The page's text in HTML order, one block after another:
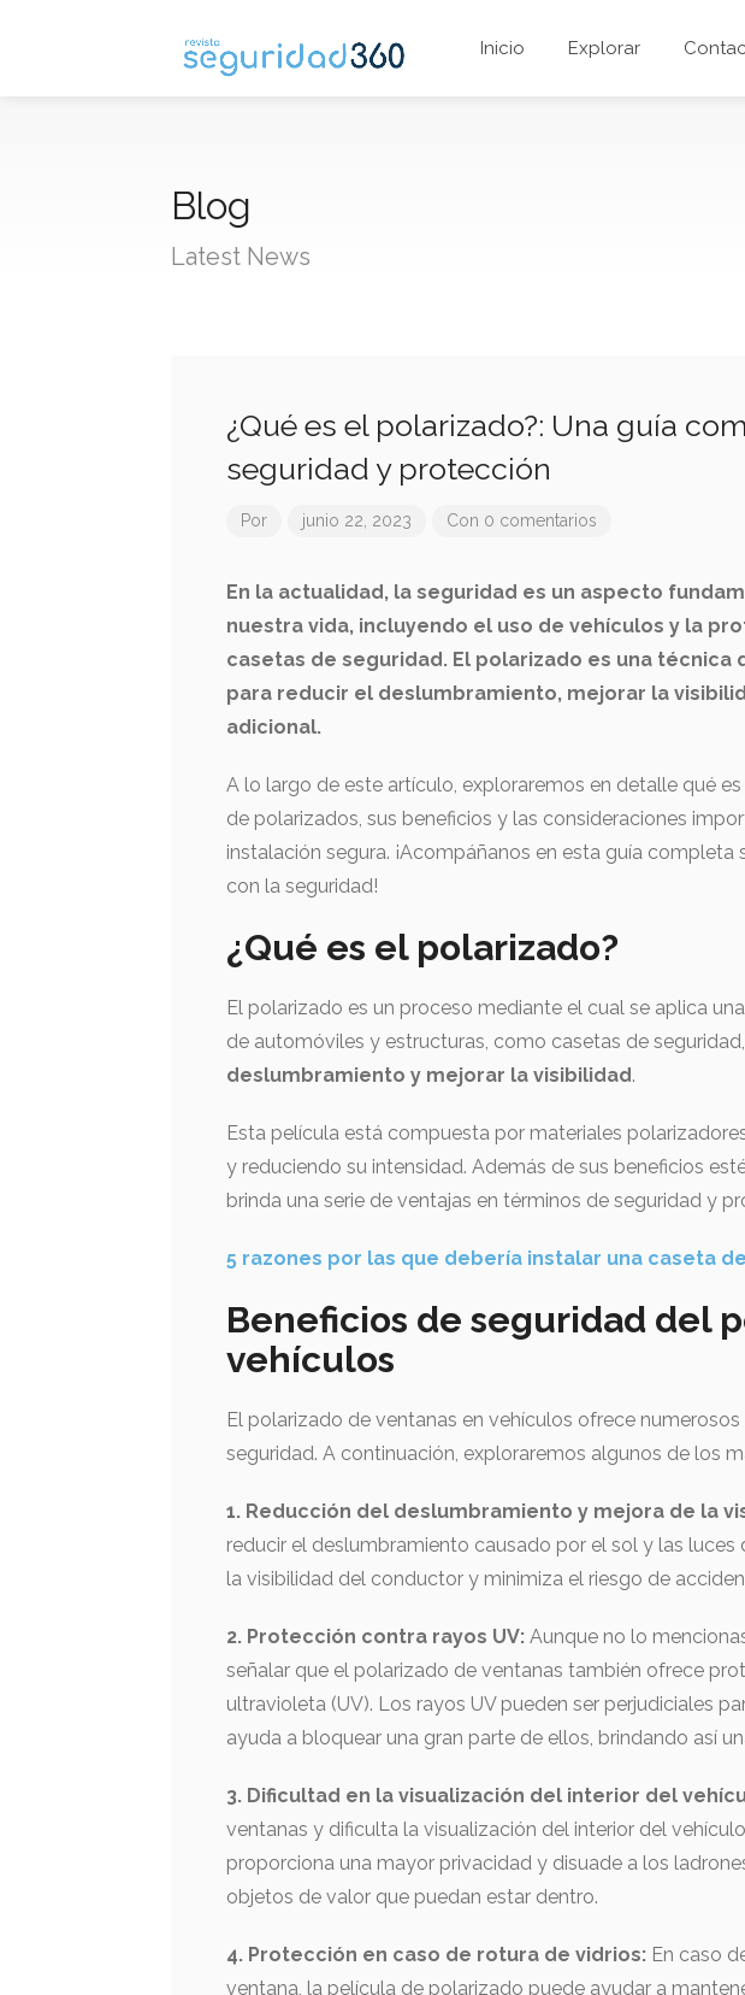
Inicio Explorar
Blog
Latest News
¿Qué es el polarizado?: Una guía
seguridad y protección
Por junio 22, 2023 Con 0 comentarios
En la actualidad, la seguridad es un aspecto
nuestra vida, incluyendo el uso de vehículos y la
casetas de seguridad. El polarizado es una técnica
para reducir el deslumbramiento, mejorar la
adicional.
A lo largo de este artículo, exploraremos en detalle qué
de polarizados, sus beneficios y las consideraciones
instalación segura. ¡Acompáñanos en esta guía
con la seguridad!
¿Qué es el polarizado?
El polarizado es un proceso mediante el cual se aplica
de automóviles y estructuras, como casetas de
deslumbramiento y mejorar la visibilidad.
Esta película está compuesta por materiales
y reduciendo su intensidad. Además de sus beneficios
brinda una serie de ventajas en términos de seguridad y
5 razones por las que debería instalar una caseta
Beneficios de seguridad del
vehículos
El polarizado de ventanas en vehículos ofrece
seguridad. A continuación, exploraremos algunos de los
1. Reducción del deslumbramiento y mejora de la
reducir el deslumbramiento causado por el sol y las
la visibilidad del conductor y minimiza el riesgo de
2. Protección contra rayos UV: Aunque no lo
señalar que el polarizado de ventanas también ofrece
ultravioleta (UV). Los rayos UV pueden ser perjudiciales
ayuda a bloquear una gran parte de ellos, brindando así
3. Dificultad en la visualización del interior del
ventanas y dificulta la visualización del interior del
proporciona una mayor privacidad y disuade a los
objetos de valor que puedan estar dentro.
4. Protección en caso de rotura de vidrios: En caso
ventana, la película de polarizado puede ayudar a